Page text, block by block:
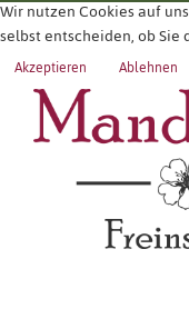
Wir nutzen Cookies auf
selbst entscheiden, ob
Akzeptieren Ablehnen